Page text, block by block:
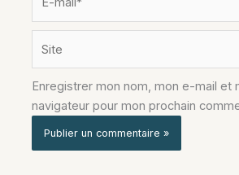
mail*
Enregistrer mon nom, mon e-mail et
navigateur pour mon prochain